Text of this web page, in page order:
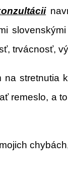
trvácnosť,
stretnutia
remeslo, a